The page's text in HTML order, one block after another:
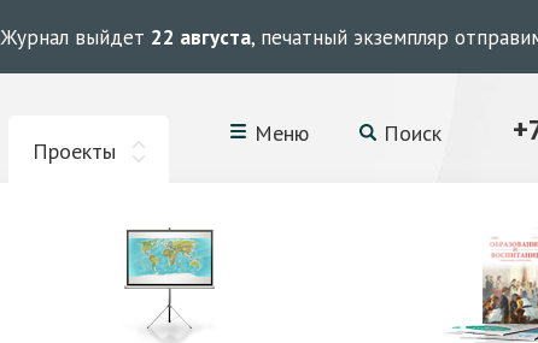
Журнал выйдет 22 августа, печатный экземпляр
Проекты
Меню Поиск